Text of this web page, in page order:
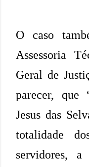
O caso
Assessoria
Geral de
parecer,
Jesus das
totalidade
servidores,